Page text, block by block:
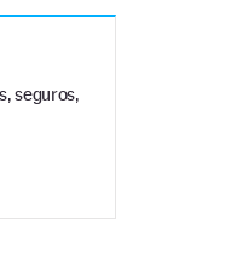
seguros,